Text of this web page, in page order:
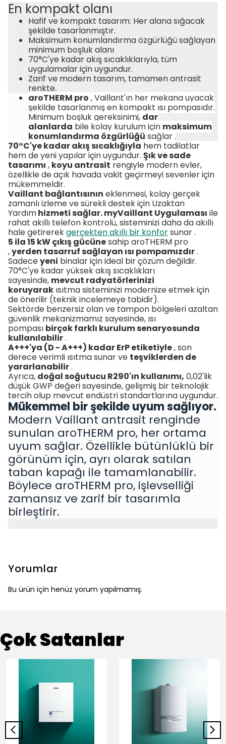
En kompakt olanı
Hafif ve kompakt tasarım: Her alana sığacak
şekilde tasarlanmıştır.
Maksimum konumlandırma özgürlüğü sağlayan
minimum boşluk alanı
70°C'ye kadar akış sıcaklıklarıyla, tüm
uygulamalar için uygundur.
Zarif ve modern tasarım, tamamen antrasit
renkte.
aroTHERM pro , Vaillant'ın her mekana uyacak
şekilde tasarlanmış en kompakt ısı pompasıdır.
Minimum boşluk gereksinimi, dar
alanlarda bile kolay kurulum için maksimum
konumlandırma özgürlüğü sağlar .
70°C'ye kadar akış sıcaklığıyla hem tadilatlar
hem de yeni yapılar için uygundur. Şık ve sade
tasarımı , koyu antrasit rengiyle modern evler,
özellikle de açık havada vakit geçirmeyi sevenler için
mükemmeldir.
Vaillant bağlantısının eklenmesi, kolay gerçek
zamanlı izleme ve sürekli destek için Uzaktan
Yardımhizmeti sağlar. myVaillant Uygulaması ile
rahat akıllı telefon kontrolü,sisteminizi daha da akıllı
hale getirerekgerçekten akıllı bir konforsunar .
5 ila 15 kW çıkış gücünesahip aroTHERM pro
,yerden tasarruf sağlayan ısı pompamızdır.
Sadeceyeni binalar için ideal bir çözüm değildir.
70°C'ye kadar yüksek akış sıcaklıkları
sayesinde, mevcut radyatörlerinizi
koruyarak ısıtma sisteminizi modernize etmek için
de önerilir (teknik incelemeye tabidir).
Sektörde benzersiz olan ve tampon bölgeleri azaltan
güvenlik mekanizmamız sayesinde, ısı
pompası birçok farklı kurulum senaryosunda
kullanılabilir.
A+++'ya (D - A+++) kadar ErP etiketiyle,son
derece verimli ısıtma sunar ve teşviklerden de
yararlanabilir.
Ayrıca, doğal soğutucu R290'ın kullanımı, 0,02'lik
düşük GWP değeri sayesinde, gelişmiş bir teknolojik
tercih olup mevcut endüstri standartlarına uygundur.
Mükemmel bir şekilde uyum sağlıyor.
Modern Vaillant antrasit renginde
sunulan aroTHERM pro, her ortama
uyum sağlar. Özellikle bütünlüklü bir
görünüm için, ayrı olarak satılan
taban kapağı ile tamamlanabilir.
Böylece aroTHERM pro, işlevselliği
zamansız ve zarif bir tasarımla
birleştirir.
Yorumlar
Bu ürün için henüz yorum yapılmamış.
Çok Satanlar